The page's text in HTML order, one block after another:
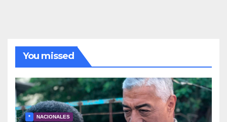
You missed
* NACIONALES